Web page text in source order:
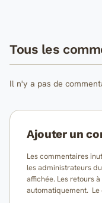
Tous les
Il n'y a pas de
Ajouter un
Les commentaires
les administrateurs
affichée. Les retours
automatiquement. Le